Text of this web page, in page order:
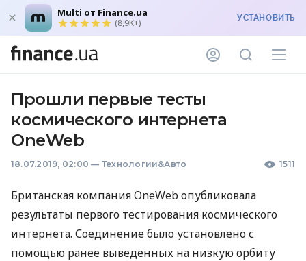
Multi от Finance.ua
(8,9K+) УСТАНОВИТЬ
Прошли первые тесты
космического интернета
OneWeb
18.07.2019, 02:00 — Технологии&Авто 1511
Британская компания OneWeb опубликовала
результаты первого тестирования космического
интернета. Соединение было установлено с
помощью ранее выведенных на низкую орбиту